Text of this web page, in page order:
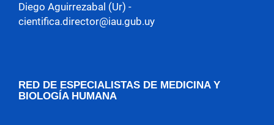
Diego Aguirrezabal (Ur) -
cientifica.director@iau.gub.uy
RED DE ESPECIALISTAS DE MEDICINA Y
BIOLOGÍA HUMANA